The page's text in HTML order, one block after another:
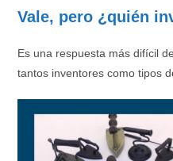
Vale, pero ¿quién
Es una respuesta más difícil
tantos inventores como tipos